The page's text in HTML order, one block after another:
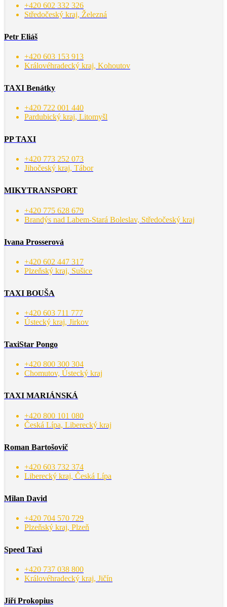
+420 602 332 326
Středočeský kraj, Železná
Petr Eliáš
+420 603 153 913
Královéhradecký kraj, Kohoutov
TAXI Benátky
+420 722 001 440
Pardubický kraj, Litomyšl
PP TAXI
+420 773 252 073
Jihočeský kraj, Tábor
MIKYTRANSPORT
+420 775 628 679
Brandýs nad Labem-Stará Boleslav, Středočeský kraj
Ivana Prosserová
+420 602 447 317
Plzeňský kraj, Sušice
TAXI BOUŠA
+420 603 711 777
Ústecký kraj, Jirkov
TaxiStar Pongo
+420 800 300 304
Chomutov, Ústecký kraj
TAXI MARIÁNSKÁ
+420 800 101 080
Česká Lípa, Liberecký kraj
Roman Bartošovič
+420 603 732 374
Liberecký kraj, Česká Lípa
Milan David
+420 704 570 729
Plzeňský kraj, Plzeň
Speed Taxi
+420 737 038 800
Královéhradecký kraj, Jičín
Jiří Prokopius